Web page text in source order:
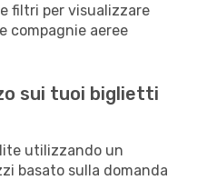
filtri per visualizzare
compagnie aeree
sui tuoi biglietti
utilizzando un
basato sulla domanda